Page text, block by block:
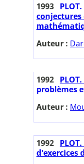
1993
conjectures
Auteur :
1992
problèmes
Auteur :
1992
d'exercices